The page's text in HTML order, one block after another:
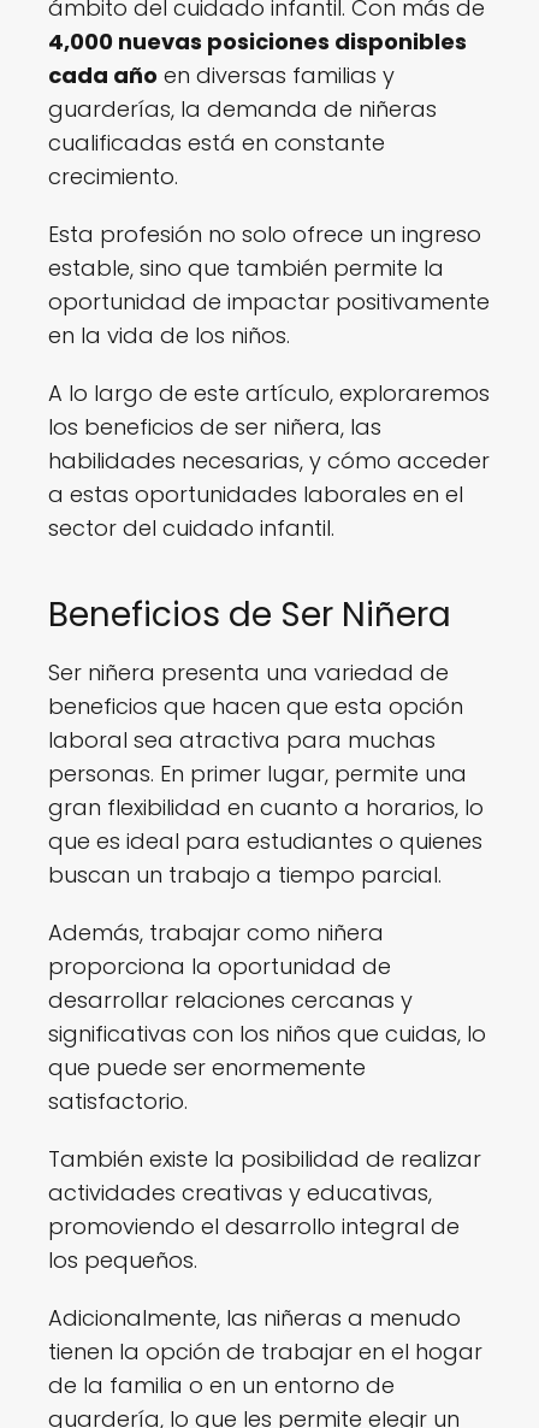
ámbito del cuidado infantil. Con más de
4,000 nuevas posiciones disponibles
cada año en diversas familias y
guarderías, la demanda de niñeras
cualificadas está en constante
crecimiento.
Esta profesión no solo ofrece un ingreso
estable, sino que también permite la
oportunidad de impactar positivamente
en la vida de los niños.
A lo largo de este artículo, exploraremos
los beneficios de ser niñera, las
habilidades necesarias, y cómo acceder
a estas oportunidades laborales en el
sector del cuidado infantil.
Beneficios de Ser Niñera
Ser niñera presenta una variedad de
beneficios que hacen que esta opción
laboral sea atractiva para muchas
personas. En primer lugar, permite una
gran flexibilidad en cuanto a horarios, lo
que es ideal para estudiantes o quienes
buscan un trabajo a tiempo parcial.
Además, trabajar como niñera
proporciona la oportunidad de
desarrollar relaciones cercanas y
significativas con los niños que cuidas, lo
que puede ser enormemente
satisfactorio.
También existe la posibilidad de realizar
actividades creativas y educativas,
promoviendo el desarrollo integral de
los pequeños.
Adicionalmente, las niñeras a menudo
tienen la opción de trabajar en el hogar
de la familia o en un entorno de
guardería, lo que les permite elegir un